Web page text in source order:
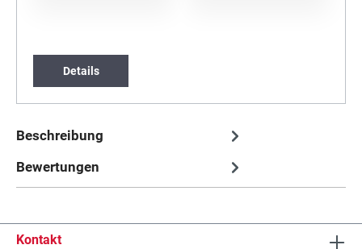
Details
Beschreibung
Bewertungen
Kontakt